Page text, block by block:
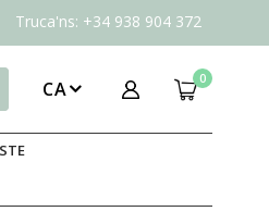
Truca'ns: +34 938 904 372
0
CA